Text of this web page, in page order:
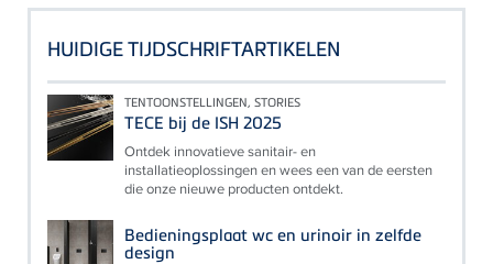
HUIDIGE TIJDSCHRIFTARTIKELEN
TENTOONSTELLINGEN, STORIES
TECE bij de ISH 2025
Ontdek innovatieve sanitair- en
installatieoplossingen en wees een van de eersten
die onze nieuwe producten ontdekt.
Bedieningsplaat wc en urinoir in zelfde
design